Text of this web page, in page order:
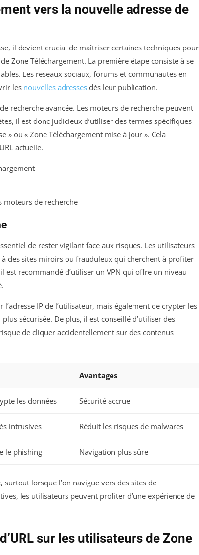
vers la nouvelle adresse de
il devient crucial de maîtriser certaines techniques pour
Zone Téléchargement. La première étape consiste à se
Les réseaux sociaux, forums et communautés en
les nouvelles adresses dès leur publication.
recherche avancée. Les moteurs de recherche peuvent
il est donc judicieux d’utiliser des termes spécifiques
» ou « Zone Téléchargement mise à jour ». Cela
actuelle.
moteurs de recherche
de rester vigilant face aux risques. Les utilisateurs
des sites miroirs ou frauduleux qui cherchent à profiter
est recommandé d’utiliser un VPN qui offre un niveau
IP de l’utilisateur, mais également de crypter les
sécurisée. De plus, il est conseillé d’utiliser des
de cliquer accidentellement sur des contenus
Avantages
les données Sécurité accrue
intrusives Réduit les risques de malwares
le phishing Navigation plus sûre
lorsque l’on navigue vers des sites de
les utilisateurs peuvent profiter d’une expérience de
sur les utilisateurs de Zone